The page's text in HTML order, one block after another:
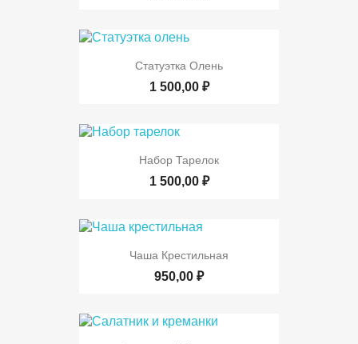
Статуэтка Олень
1 500,00 ₽
Набор Тарелок
1 500,00 ₽
Чаша Крестильная
950,00 ₽